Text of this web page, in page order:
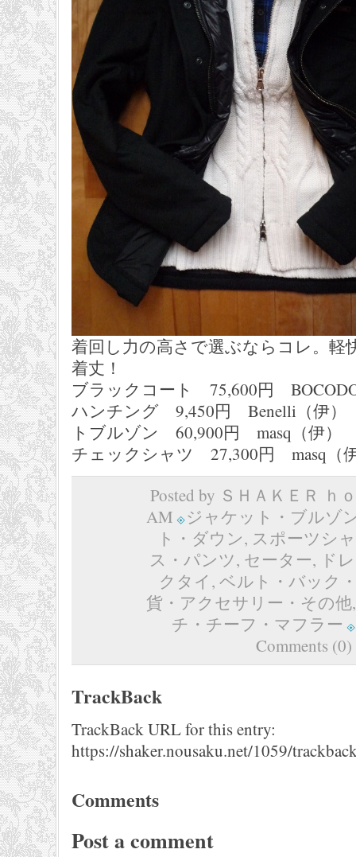
着回し力の高さで選ぶならコレ。軽
着丈！
ブラックコート 75,600円
ハンチング 9,450円
トブルゾン 60,900円 masq（伊）
チェックシャツ 27,300円 masq（
Posted by ＳＨＡＫＥＲ ｈ
AM
ジャケット・ブルゾ
ト・ダウン, スポーツシ
ス・パンツ, セーター, ド
クタイ , ベルト・バック
貨・アクセサリー・その他
チ・チーフ・マフラー
Comments (0)
TrackBack
TrackBack URL for this entry:
https://shaker.nousaku.net/1059/
Comments
Post a comment